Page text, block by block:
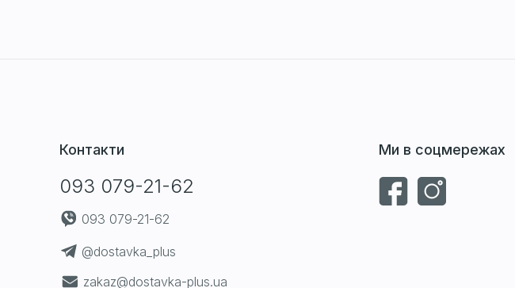
Контакти
093 079-21-62
093 079-21-62
@dostavka_plus
zakaz@dostavka-plus.ua
Ми в соцмережах